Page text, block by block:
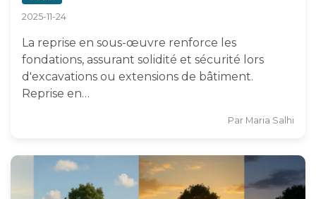
2025-11-24
La reprise en sous-œuvre renforce les
fondations, assurant solidité et sécurité lors
d'excavations ou extensions de bâtiment.
Reprise en…
Par Maria Salhi